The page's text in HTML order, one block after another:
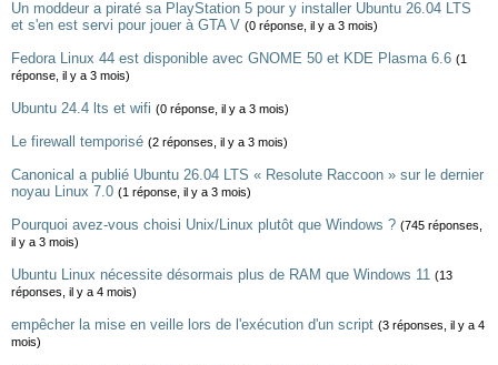
Un moddeur a piraté sa PlayStation 5 pour y installer Ubuntu 26.04 LTS
et s'en est servi pour jouer à GTA V (0 réponse, il y a 3 mois)
Fedora Linux 44 est disponible avec GNOME 50 et KDE Plasma 6.6 (1
réponse, il y a 3 mois)
Ubuntu 24.4 lts et wifi (0 réponse, il y a 3 mois)
Le firewall temporisé (2 réponses, il y a 3 mois)
Canonical a publié Ubuntu 26.04 LTS « Resolute Raccoon » sur le dernier
noyau Linux 7.0 (1 réponse, il y a 3 mois)
Pourquoi avez-vous choisi Unix/Linux plutôt que Windows ? (745 réponses,
il y a 3 mois)
Ubuntu Linux nécessite désormais plus de RAM que Windows 11 (13
réponses, il y a 4 mois)
empêcher la mise en veille lors de l'exécution d'un script (3 réponses, il y a 4
mois)